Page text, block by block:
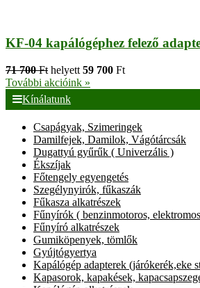
KF-04 kapálógéphez felező
71 700 Ft helyett 59 700 Ft
További akcióink »
Kínálatunk
Csapágyak, Szimeringek
Damilfejek, Damilok, Vágótárcsák
Dugattyú gyűrűk ( Univerzális )
Ékszíjak
Főtengely egyengetés
Szegélynyirók, fűkaszák
Fűkasza alkatrészek
Fűnyírók ( benzinmotoros,
Fűnyíró alkatrészek
Gumiköpenyek, tömlők
Gyújtógyertya
Kapálógép adapterek (járókerék,eke
Kapasorok, kapakések,